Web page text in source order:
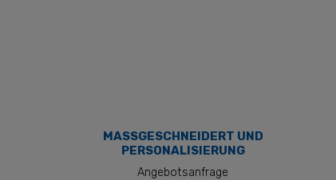
MASSGESCHNEIDERT UND P
ERSONALISIERUNG
Angebotsanfrage